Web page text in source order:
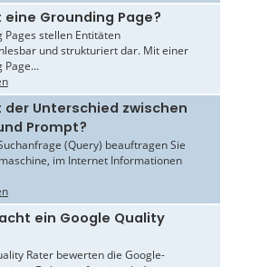
eine Grounding Page?
Pages stellen Entitäten
und strukturiert dar. Mit einer
Page...
der Unterschied zwischen
Prompt?
(Query) beauftragen Sie
im Internet Informationen
ein Google Quality
Rater bewerten die Google-